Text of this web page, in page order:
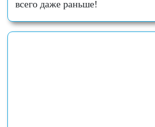
всего даже раньше!